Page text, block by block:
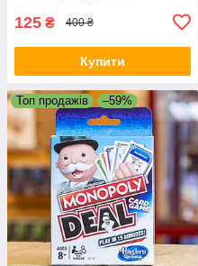
125 ₴ 400 ₴
Купити
Топ продажів –59%